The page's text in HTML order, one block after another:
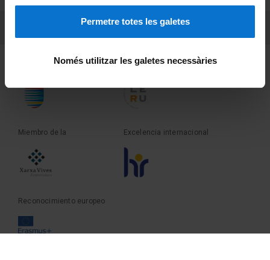
Permetre totes les galetes
Només utilitzar les galetes necessàries
Fundadora de la Miembro de la
Miembro de la Excelencia internacional
Reconocimiento europeo